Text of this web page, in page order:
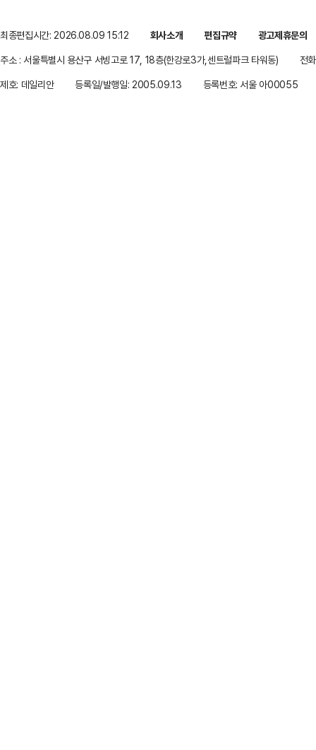
최종편집시간: 2026.08.09 15:12 회사소개 편집규약
광고제휴문의
주소 : 서울특별시 용산구 서빙고로 17, 18층(한강로3가,센트럴파크 타워동)
전
제호: 데일리안
등록일/발행일: 2005.09.13 등록번호: 서울 아00055